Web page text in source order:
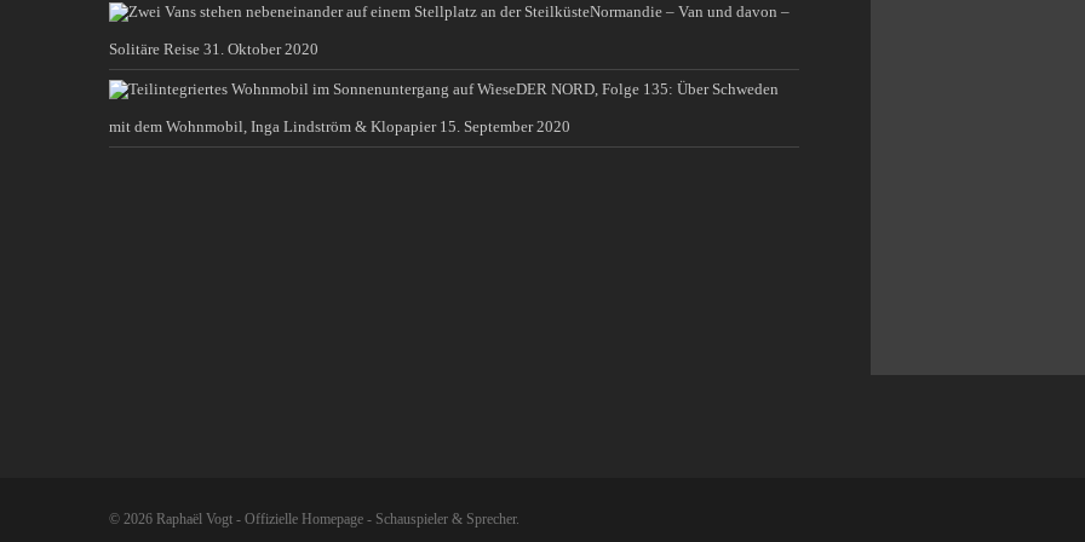
Normandie – Van und davon –
Solitäre Reise 31. Oktober 2020
DER NORD, Folge 135: Über Schweden
mit dem Wohnmobil, Inga Lindström & Klopapier 15. September 2020
© 2026 Raphaël Vogt - Offizielle Homepage - Schauspieler & Sprecher.